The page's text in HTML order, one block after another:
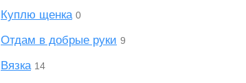
Куплю щенка 0
Отдам в добрые руки 9
Вязка 14